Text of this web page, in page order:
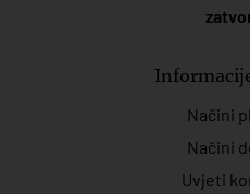
Načini
Načini
Uvjeti